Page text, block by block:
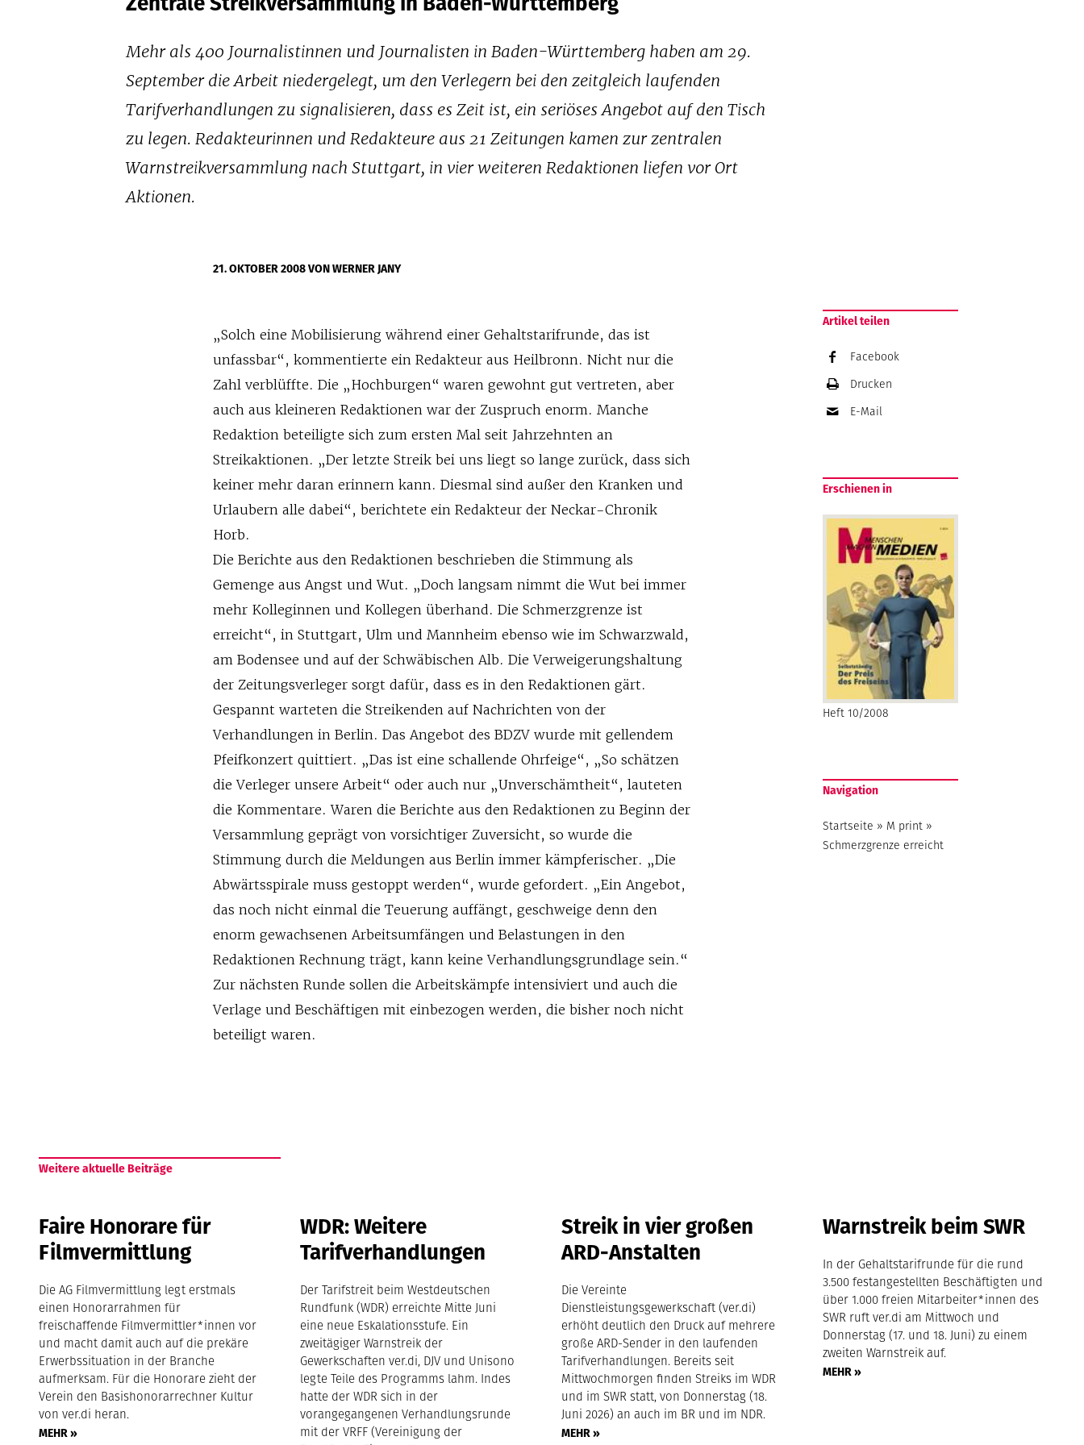
Mehr als 400 Journalistinnen und Journalisten in Baden-Württemberg haben am 29.
September die Arbeit niedergelegt, um den Verlegern bei den zeitgleich laufenden
Tarifverhandlungen zu signalisieren, dass es Zeit ist, ein seriöses Angebot auf den Tisch
zu legen. Redakteurinnen und Redakteure aus 21 Zeitungen kamen zur zentralen
Warnstreikversammlung nach Stuttgart, in vier weiteren Redaktionen liefen vor Ort
Aktionen.
21. OKTOBER 2008VON WERNER JANY
„Solch eine Mobilisierung während einer Gehaltstarifrunde, das ist
unfassbar“, kommentierte ein Redakteur aus Heilbronn. Nicht nur die
Zahl verblüffte. Die „Hochburgen“ waren gewohnt gut vertreten, aber
auch aus kleineren Redaktionen war der Zuspruch enorm. Manche
Redaktion beteiligte sich zum ersten Mal seit Jahrzehnten an
Streikaktionen. „Der letzte Streik bei uns liegt so lange zurück, dass sich
keiner mehr daran erinnern kann. Diesmal sind außer den Kranken und
Urlaubern alle dabei“, berichtete ein Redakteur der Neckar-Chronik
Horb.
Die Berichte aus den Redaktionen beschrieben die Stimmung als
Gemenge aus Angst und Wut. „Doch langsam nimmt die Wut bei immer
mehr Kolleginnen und Kollegen überhand. Die Schmerzgrenze ist
erreicht“, in Stuttgart, Ulm und Mannheim ebenso wie im Schwarzwald,
am Bodensee und auf der Schwäbischen Alb. Die Verweigerungshaltung
der Zeitungsverleger sorgt dafür, dass es in den Redaktionen gärt.
Gespannt warteten die Streikenden auf Nachrichten von der
Verhandlungen in Berlin. Das Angebot des BDZV wurde mit gellendem
Pfeifkonzert quittiert. „Das ist eine schallende Ohrfeige“, „So schätzen
die Verleger unsere Arbeit“ oder auch nur „Unverschämtheit“, lauteten
die Kommentare. Waren die Berichte aus den Redaktionen zu Beginn der
Versammlung geprägt von vorsichtiger Zuversicht, so wurde die
Stimmung durch die Meldungen aus Berlin immer kämpferischer. „Die
Abwärtsspirale muss gestoppt werden“, wurde gefordert. „Ein Angebot,
das noch nicht einmal die Teuerung auffängt, geschweige denn den
enorm gewachsenen Arbeitsumfängen und Belastungen in den
Redaktionen Rechnung trägt, kann keine Verhandlungsgrundlage sein.“
Zur nächsten Runde sollen die Arbeitskämpfe intensiviert und auch die
Verlage und Beschäftigen mit einbezogen werden, die bisher noch nicht
beteiligt waren.
Artikel teilen
Facebook
Drucken
E-Mail
Erschienen in
Heft 10/2008
Navigation
Startseite » M print »
Schmerzgrenze erreicht
Weitere aktuelle Beiträge
Faire Honorare für
Filmvermittlung
Die AG Filmvermittlung legt erstmals
einen Honorarrahmen für
freischaffende Filmvermittler*innen vor
und macht damit auch auf die prekäre
Erwerbssituation in der Branche
aufmerksam. Für die Honorare zieht der
Verein den Basishonorarrechner Kultur
von ver.di heran.
MEHR »
WDR: Weitere
Tarifverhandlungen
Der Tarifstreit beim Westdeutschen
Rundfunk (WDR) erreichte Mitte Juni
eine neue Eskalationsstufe. Ein
zweitägiger Warnstreik der
Gewerkschaften ver.di, DJV und Unisono
legte Teile des Programms lahm. Indes
hatte der WDR sich in der
vorangegangenen Verhandlungsrunde
mit der VRFF (Vereinigung der
Streik in vier großen
ARD-Anstalten
Die Vereinte
Dienstleistungsgewerkschaft (ver.di)
erhöht deutlich den Druck auf mehrere
große ARD-Sender in den laufenden
Tarifverhandlungen. Bereits seit
Mittwochmorgen finden Streiks im WDR
und im SWR statt, von Donnerstag (18.
Juni 2026) an auch im BR und im NDR.
MEHR »
Warnstreik beim SWR
In der Gehaltstarifrunde für die rund
3.500 festangestellten Beschäftigten und
über 1.000 freien Mitarbeiter*innen des
SWR ruft ver.di am Mittwoch und
Donnerstag (17. und 18. Juni) zu einem
zweiten Warnstreik auf.
MEHR »